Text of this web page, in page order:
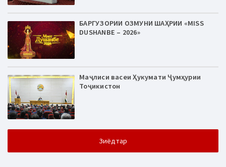
БАРГУЗОРИИ ОЗМУНИ ШАҲРИИ «MISS
DUSHANBE – 2026»
Маҷлиси васеи Ҳукумати Ҷумҳурии
Тоҷикистон
Зиёдтар